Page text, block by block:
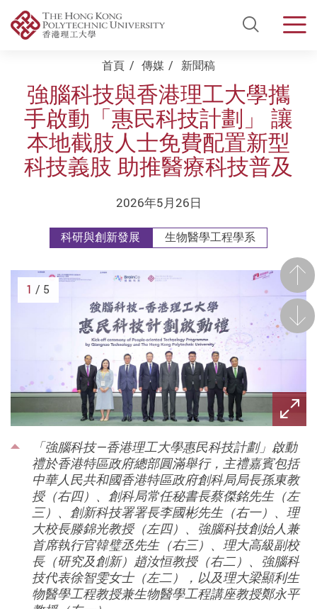
Open
Start main content首頁 傳媒 新聞稿
強腦科技與香港理工大學攜
手啟動「惠民科技計劃」 讓
本地截肢人士免費配置新型
科技義肢 助推醫療科技普及
2026年5月26日
科研與創新發展 生物醫學工程學系
前
「強腦科技—香港理工大學惠民科技計劃」啟動
禮於香港特區政府總部圓滿舉行，主禮嘉賓包括
中華人民共和國香港特區政府創科局局長孫東教
授（右四）、創科局常任秘書長蔡傑銘先生（左
三）、創新科技署署長李國彬先生（右一）、理
大校長滕錦光教授（左四）、強腦科技創始人兼
首席執行官韓璧丞先生（右三）、理大高級副校
長（研究及創新）趙汝恒教授（右二）、強腦科
技代表徐智雯女士（左二），以及理大梁顯利生
物醫學工程教授兼生物醫學工程講座教授鄭永平
後一
1 / 5